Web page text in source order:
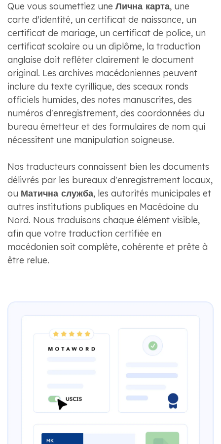
Que vous soumettiez une Лична карта, une
carte d'identité, un certificat de naissance, un
certificat de mariage, un certificat de police, un
certificat scolaire ou un diplôme, la traduction
anglaise doit refléter clairement le document
original. Les archives macédoniennes peuvent
inclure du texte cyrillique, des sceaux ronds
officiels humides, des notes manuscrites, des
numéros d'enregistrement, des coordonnées du
bureau émetteur et des formulaires de nom qui
nécessitent une manipulation soigneuse.
Nos traducteurs connaissent bien les documents
délivrés par les bureaux d'enregistrement locaux,
ou Матична служба, les autorités municipales et
autres institutions publiques en Macédoine du
Nord. Nous traduisons chaque élément visible,
afin que votre traduction certifiée en
macédonien soit complète, cohérente et prête à
être relue.